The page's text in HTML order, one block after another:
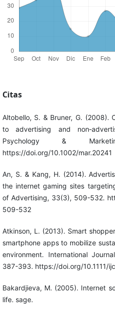
Citas
Altobello, S. & Bruner, G. (2008).
to advertising and
Psychology &
https://doi.org/10.1002/mar.20241
An, S. & Kang, H. (2014).
the internet gaming sites
of Advertising, 33(3), 509-532.
509-532
Atkinson, L. (2013). Smart
smartphone apps to mobilize
environment. International
387-393. https://doi.org/10.1111/
Bakardjieva, M. (2005). Internet
life. sage.